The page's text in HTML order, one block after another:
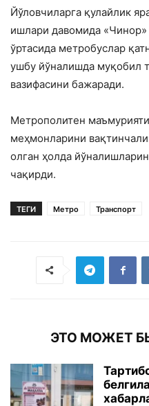
Йўловчиларга қулайлик
ишлари давомида «Чинор»
ўртасида метробуслар
ушбу йўналишда муқобил
вазифасини бажаради.
Метрополитен
меҳмонларини
олган ҳолда
чақирди.
ТЕГИ Метро Транспорт
ЭТО МОЖЕТ